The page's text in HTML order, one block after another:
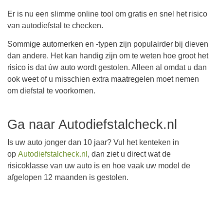
Er is nu een slimme online tool om gratis en snel het risico
van autodiefstal te checken.
Sommige automerken en -typen zijn populairder bij dieven
dan andere. Het kan handig zijn om te weten hoe groot het
risico is dat úw auto wordt gestolen. Alleen al omdat u dan
ook weet of u misschien extra maatregelen moet nemen
om diefstal te voorkomen.
Ga naar Autodiefstalcheck.nl
Is uw auto jonger dan 10 jaar? Vul het kenteken in
op Autodiefstalcheck.nl , dan ziet u direct wat de
risicoklasse van uw auto is en hoe vaak uw model de
afgelopen 12 maanden is gestolen.